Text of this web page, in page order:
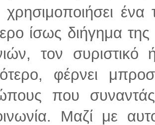
χρησιμοποιήσει
ίσως διήγημα
τον
φέρνει
που
Μαζί με